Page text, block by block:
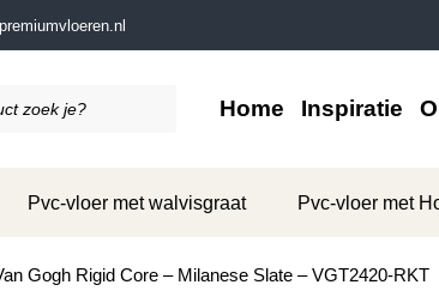
Home Inspiratie
Pvc-vloer met walvisgraat Pvc-vloer met
Gogh Rigid Core – Milanese Slate – VGT2420-RKT